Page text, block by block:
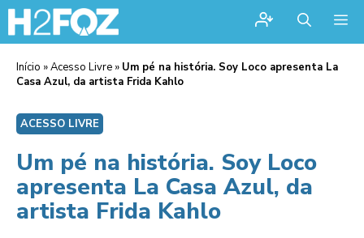
Início »Acesso Livre » Um pé na história. Soy Loco apresenta La
Casa Azul, da artista Frida Kahlo
ACESSO LIVRE
Um pé na história. Soy Loco
apresenta La Casa Azul, da
artista Frida Kahlo